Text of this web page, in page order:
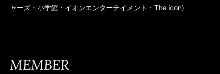
ャーズ・小学館・イオンエンターテイメント・The icon)
MEMBER